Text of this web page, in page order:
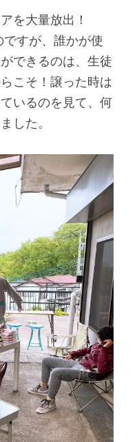
を大量放出！
できるのは、生徒
こそ！譲った時は
いるのを見て、何
した。